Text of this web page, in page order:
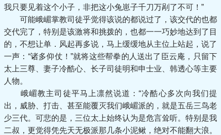
我只要见着这个小子，非把这小兔崽子千刀万剐了不可！”
可能峨嵋掌教司徒乎觉得该说的都说过了，该交代的也都
交代完了，特别是该激将和挑拨的，也都一一巧妙地达到了目
的，不想让单．风起再多说，马上缓缓地从主位上站起，说了
一声：“诸多仰仗！”就将这些帮拳的人送出了臣云庵，只留下
太上三尊、妻子冷酷心、长子司徒明和申士业、韩透心等主要
人物。
峨嵋教主司徒平马上凛然说道：“冷酷心多次向我们提
出，威胁、打击、甚至能覆灭我们峨嵋派的，就是五岳三鸟老
少三代。可悲的是，三位太上始终认为是危言耸听。特别是我
二叔，更觉得凭先天无极派那几条小泥鳅，绝对不能翻大浪。